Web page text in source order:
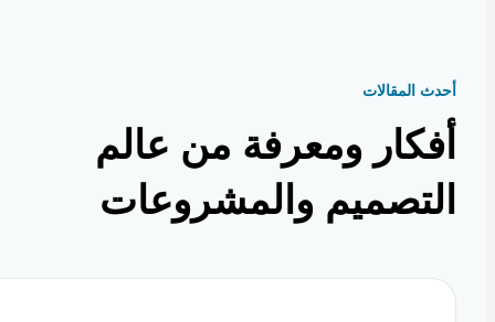
المقالات
ومعرفة من عالم
والمشروعات